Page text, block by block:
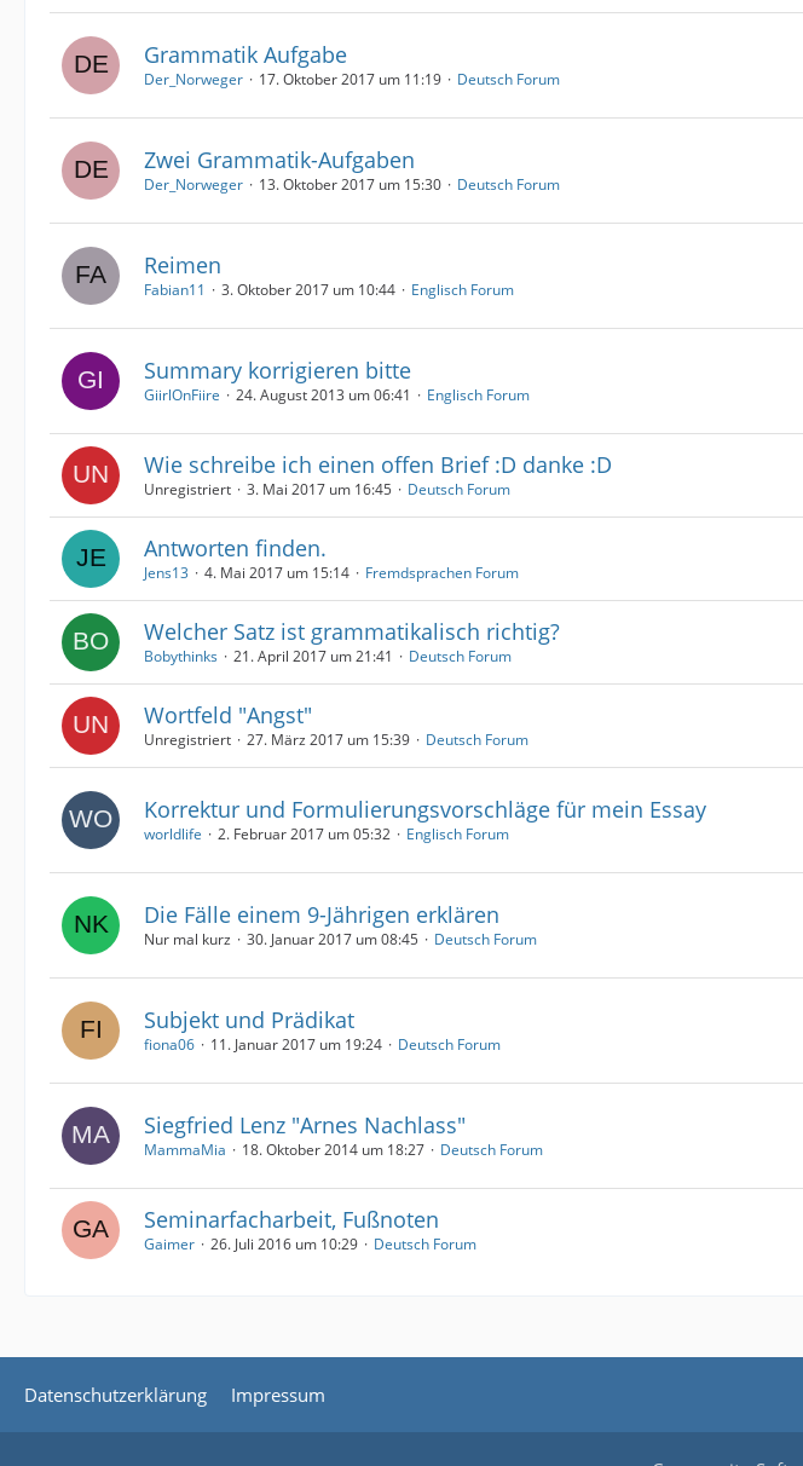
Grammatik Aufgabe
Der_Norweger 17. Oktober 2017 um 11:19 Deutsch Forum
Zwei Grammatik-Aufgaben
Der_Norweger 13. Oktober 2017 um 15:30 Deutsch Forum
Reimen
Fabian11 3. Oktober 2017 um 10:44 Englisch Forum
Summary korrigieren bitte
GiirlOnFiire 24. August 2013 um 06:41 Englisch Forum
Wie schreibe ich einen offen Brief :D danke :D
Unregistriert 3. Mai 2017 um 16:45 Deutsch Forum
Antworten finden.
Jens13 4. Mai 2017 um 15:14 Fremdsprachen Forum
Welcher Satz ist grammatikalisch richtig?
Bobythinks 21. April 2017 um 21:41 Deutsch Forum
Wortfeld "Angst"
Unregistriert 27. März 2017 um 15:39 Deutsch Forum
Korrektur und Formulierungsvorschläge für mein Essay
worldlife 2. Februar 2017 um 05:32 Englisch Forum
Die Fälle einem 9-Jährigen erklären
Nur mal kurz 30. Januar 2017 um 08:45 Deutsch Forum
Subjekt und Prädikat
fiona06 11. Januar 2017 um 19:24 Deutsch Forum
Siegfried Lenz "Arnes Nachlass"
MammaMia 18. Oktober 2014 um 18:27 Deutsch Forum
Seminarfacharbeit, Fußnoten
Gaimer 26. Juli 2016 um 10:29 Deutsch Forum
Datenschutzerklärung Impressum